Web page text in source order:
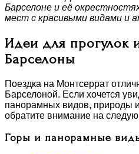
Барселоне и её
мест с красивыми видами и
Идеи для прогулок
Барселоны
Поездка на Монтсеррат
Барселоной. Если хочется
панорамных видов, природы
обратите внимание на
Горы и панорамные